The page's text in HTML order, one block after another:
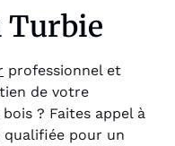
Turbie
professionnel et
de votre
? Faites appel à
pour un